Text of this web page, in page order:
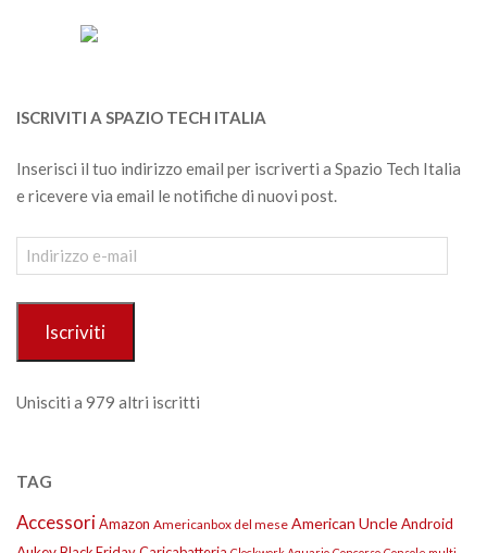
ISCRIVITI A SPAZIO TECH ITALIA
Inserisci il tuo indirizzo email per iscriverti a Spazio Tech Italia
e ricevere via email le notifiche di nuovi post.
Indirizzo
e-
Iscriviti
Unisciti a 979 altri iscritti
TAG
AccessoriAmazon Americanbox del mese American UncleAndroid